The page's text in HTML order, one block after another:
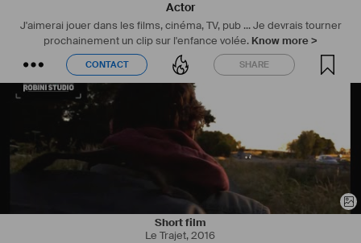
Actor
J'aimerai jouer dans les films, cinéma, TV, pub ... Je devrais tourner
prochainement un clip sur l'enfance volée. Know more >
CONTACT SHARE
CONTACT SHARE
Short film
Le Trajet,2016